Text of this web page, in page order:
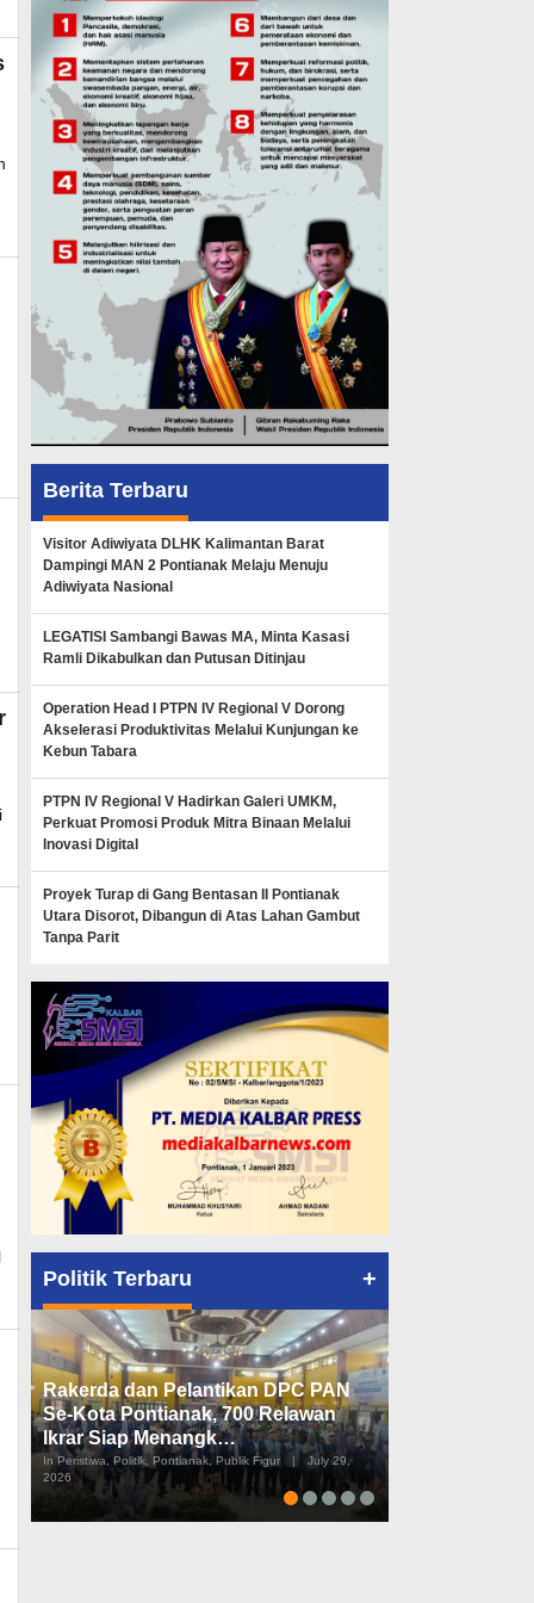
Berita Terbaru
Visitor Adiwiyata DLHK Kalimantan Barat
Dampingi MAN 2 Pontianak Melaju Menuju
Adiwiyata Nasional
LEGATISI Sambangi Bawas MA, Minta Kasasi
Ramli Dikabulkan dan Putusan Ditinjau
Operation Head I PTPN IV Regional V Dorong
Akselerasi Produktivitas Melalui Kunjungan ke
Kebun Tabara
PTPN IV Regional V Hadirkan Galeri UMKM,
Perkuat Promosi Produk Mitra Binaan Melalui
Inovasi Digital
Proyek Turap di Gang Bentasan II Pontianak
Utara Disorot, Dibangun di Atas Lahan Gambut
Tanpa Parit
Politik Terbaru +
Rakerda dan Pelantikan DPC PAN
Se-Kota Pontianak, 700 Relawan
Ikrar Siap Menangk…
In Peristiwa, Politik, Pontianak, Publik Figur |
July 29,
2026